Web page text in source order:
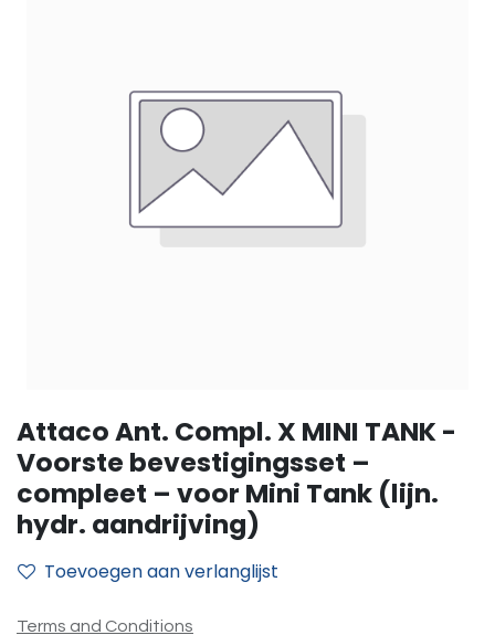
Attaco Ant. Compl. X MINI TANK -
Voorste bevestigingsset –
compleet – voor Mini Tank (lijn.
hydr. aandrijving)
Toevoegen aan verlanglijst
Terms and Conditions